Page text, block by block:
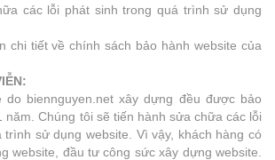
các lỗi phát sinh trong quá trình sử dụng
chi tiết về chính sách bảo hành website của
do biennguyen.net xây dựng đều được bảo
năm. Chúng tôi sẽ tiến hành sửa chữa các lỗi
trình sử dụng website. Vì vậy, khách hàng có
website, đầu tư công sức xây dựng website.